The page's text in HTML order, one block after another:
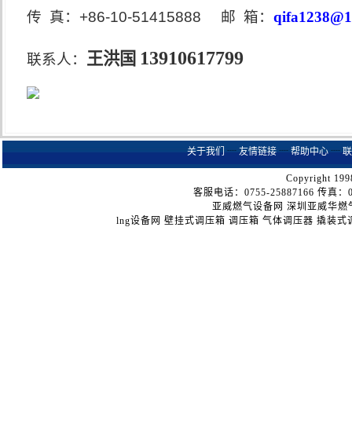
传 真： +86-10-51415888 邮 箱：
联系人： 王洪国 13910617799
关于我们 ┈ 友情链接 ┈ 帮助中心 ┈
Copyright
客服电话：0755-25887166 传真
亚威燃气设备网 深圳亚威华
lng设备网 壁挂式调压箱 调压箱 气体调压器 撬装式